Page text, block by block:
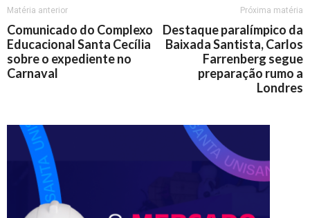
Matéria anterior
Comunicado do Complexo
Educacional Santa Cecília
sobre o expediente no
Carnaval
Próxima matéria
Destaque paralímpico da
Baixada Santista, Carlos
Farrenberg segue
preparação rumo a
Londres